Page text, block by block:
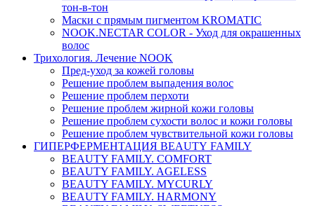
тон-в-тон
Маски с прямым пигментом KROMATIC
NOOK.NECTAR COLOR - Уход для окрашенных
волос
Трихология. Лечение NOOK
Пред-уход за кожей головы
Решение проблем выпадения волос
Решение проблем перхоти
Решение проблем жирной кожи головы
Решение проблем сухости волос и кожи головы
Решение проблем чувствительной кожи головы
ГИПЕРФЕРМЕНТАЦИЯ BEAUTY FAMILY
BEAUTY FAMILY. COMFORT
BEAUTY FAMILY. AGELESS
BEAUTY FAMILY. MYCURLY
BEAUTY FAMILY. HARMONY